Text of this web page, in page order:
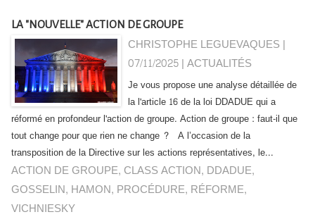
LA "NOUVELLE" ACTION DE GROUPE
CHRISTOPHE LEGUEVAQUES |
07/11/2025|ACTUALITÉS
Je vous propose une analyse détaillée de
la l'article 16 de la loi DDADUE qui a
réformé en profondeur l'action de groupe. Action de groupe : faut-il que
tout change pour que rien ne change ? A l’occasion de la
transposition de la Directive sur les actions représentatives, le...
ACTION DE GROUPE, CLASS ACTION, DDADUE,
GOSSELIN, HAMON, PROCÉDURE, RÉFORME,
VICHNIESKY